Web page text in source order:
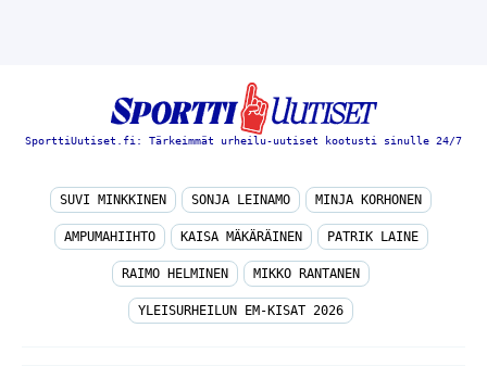
SporttiUutiset.fi: Tärkeimmät urheilu-uutiset kootusti sinulle 24/7
SUVI MINKKINEN SONJA LEINAMO MINJA KORHONEN
AMPUMAHIIHTO KAISA MÄKÄRÄINEN PATRIK LAINE
RAIMO HELMINEN MIKKO RANTANEN
YLEISURHEILUN EM-KISAT 2026